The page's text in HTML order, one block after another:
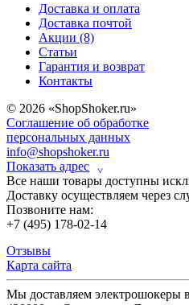
Доставка и оплата
Доставка почтой
Акции (8)
Статьи
Гарантия и возврат
Контакты
© 2026 «ShopShoker.ru»
Соглашение об обработке
персональных данных
info@shopshoker.ru
Показать адрес
˅
Все наши товары доступны
Доставку осуществляем через
Позвоните нам:
+7 (495) 178-02-14
Отзывы
Карта сайта
Мы доставляем электрошокеры